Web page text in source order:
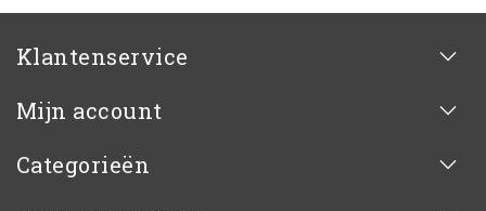
Klantenservice
Mijn account
Categorieën